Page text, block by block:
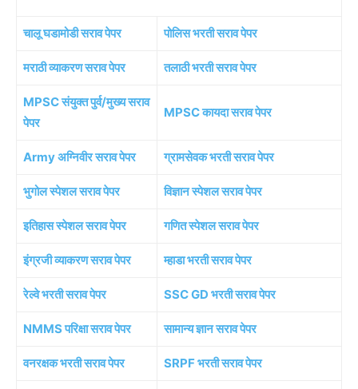
चालू घडामोडी सराव पेपर पोलिस भरती सराव पेपर
मराठी व्याकरण सराव पेपर तलाठी भरती सराव पेपर
MPSC संयुक्त पुर्व/मुख्य सराव
पेपर
MPSC कायदा सराव पेपर
Army अग्निवीर सराव पेपर ग्रामसेवक भरती सराव पेपर
भुगोल स्पेशल सराव पेपर विज्ञान स्पेशल सराव पेपर
इतिहास स्पेशल सराव पेपर गणित स्पेशल सराव पेपर
इंग्रजी व्याकरण सराव पेपर म्हाडा भरती सराव पेपर
रेल्वे भरती सराव पेपर SSC GD भरती सराव पेपर
NMMS परिक्षा सराव पेपर सामान्य ज्ञान सराव पेपर
वनरक्षक भरती सराव पेपर SRPF भरती सराव पेपर